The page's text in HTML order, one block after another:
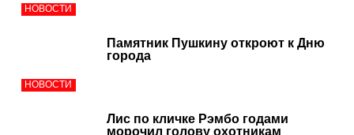
НОВОСТИ
НОВОСТИ
Памятник Пушкину откроют к Дню
города
Лис по кличке Рэмбо годами
морочил голову охотникам